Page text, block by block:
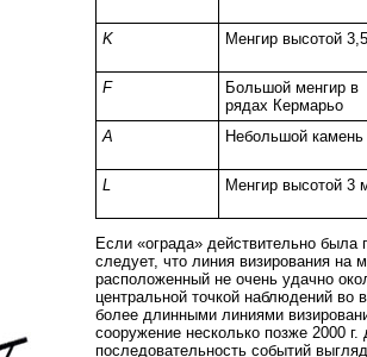
K Менгир высотой
F
Большой менгир в
рядах Кермарьо
A
Небольшой камень
L Менгир высотой 3
Если «ограда» действительно была
следует, что линия визирования
расположенный не очень удачно
центральной точкой наблюдений во
более длинными линиями
сооружение несколько позже 2000
последовательность событий